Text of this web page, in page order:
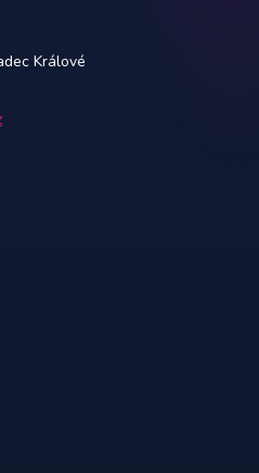
Králové